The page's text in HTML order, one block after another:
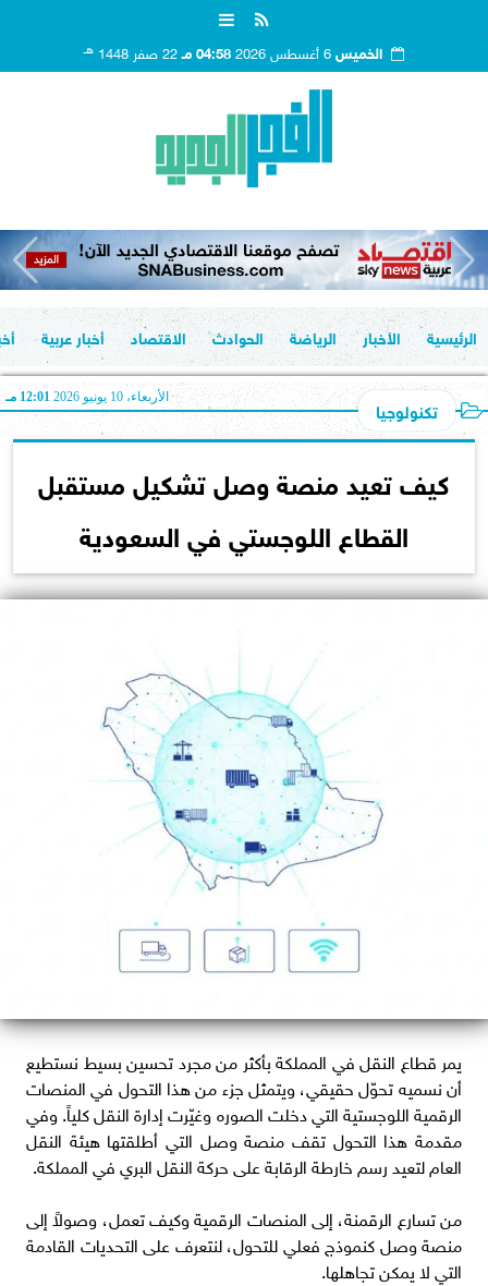
الخميس 04:58 مـ 22 صفر 1448 هـ
الرئيسية الأخبار الرياضة الحوادث الاقتصاد أخبار عربية
تكنولوجيا الأربعاء، 10 يونيو 2026 12:01 مـ
كيف تعيد منصة وصل تشكيل مستقبل
القطاع اللوجستي في السعودية
يمر قطاع النقل في المملكة بأكثر من مجرد تحسين بسيط نستطيع
أن نسميه تحوّل حقيقي، ويتمثل جزء من هذا التحول في المنصات
الرقمية اللوجستية التي دخلت الصوره وغيّرت إدارة النقل كلياً. وفي
مقدمة هذا التحول تقف منصة وصل التي أطلقتها هيئة النقل
العام لتعيد رسم خارطة الرقابة على حركة النقل البري في المملكة.
من تسارع الرقمنة، إلى المنصات الرقمية وكيف تعمل، وصولاً إلى
منصة وصل كنموذج فعلي للتحول، لنتعرف على التحديات القادمة
التي لا يمكن تجاهلها.